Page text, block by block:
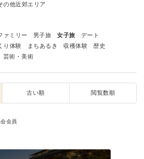
の他近郊エリア
ァミリー 男子旅 女子旅
デート
り体験 まちあるき 収穫体験
歴史
芸術・美術
古い順 閲覧数順
会員